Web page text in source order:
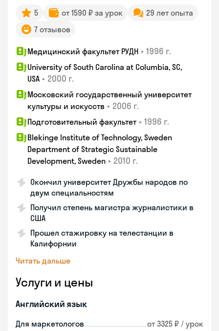
5 от 1590 ₽ за урок
29 лет опыта
7 отзывов
Медицинский факультет РУДН • 1996 г.
University of South Carolina at Columbia, SC,
USA • 2000 г.
Московский государственный университет
культуры и искусств • 2006 г.
Подготовительный факультет • 1996 г.
Blekinge Institute of Technology, Sweden
Department of Strategic Sustainable
Development, Sweden • 2010 г.
Окончил университет Дружбы народов по
двум специальностям
Получил степень магистра журналистики в
США
Прошел стажировку на телестанции в
Калифорнии
Читать дальше
Услуги и цены
Английский язык
Для маркетологов от 3325 ₽ / урок